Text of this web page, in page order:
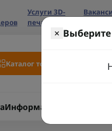
Услуги 3D-
печати
Каталог товаров
Информация
×